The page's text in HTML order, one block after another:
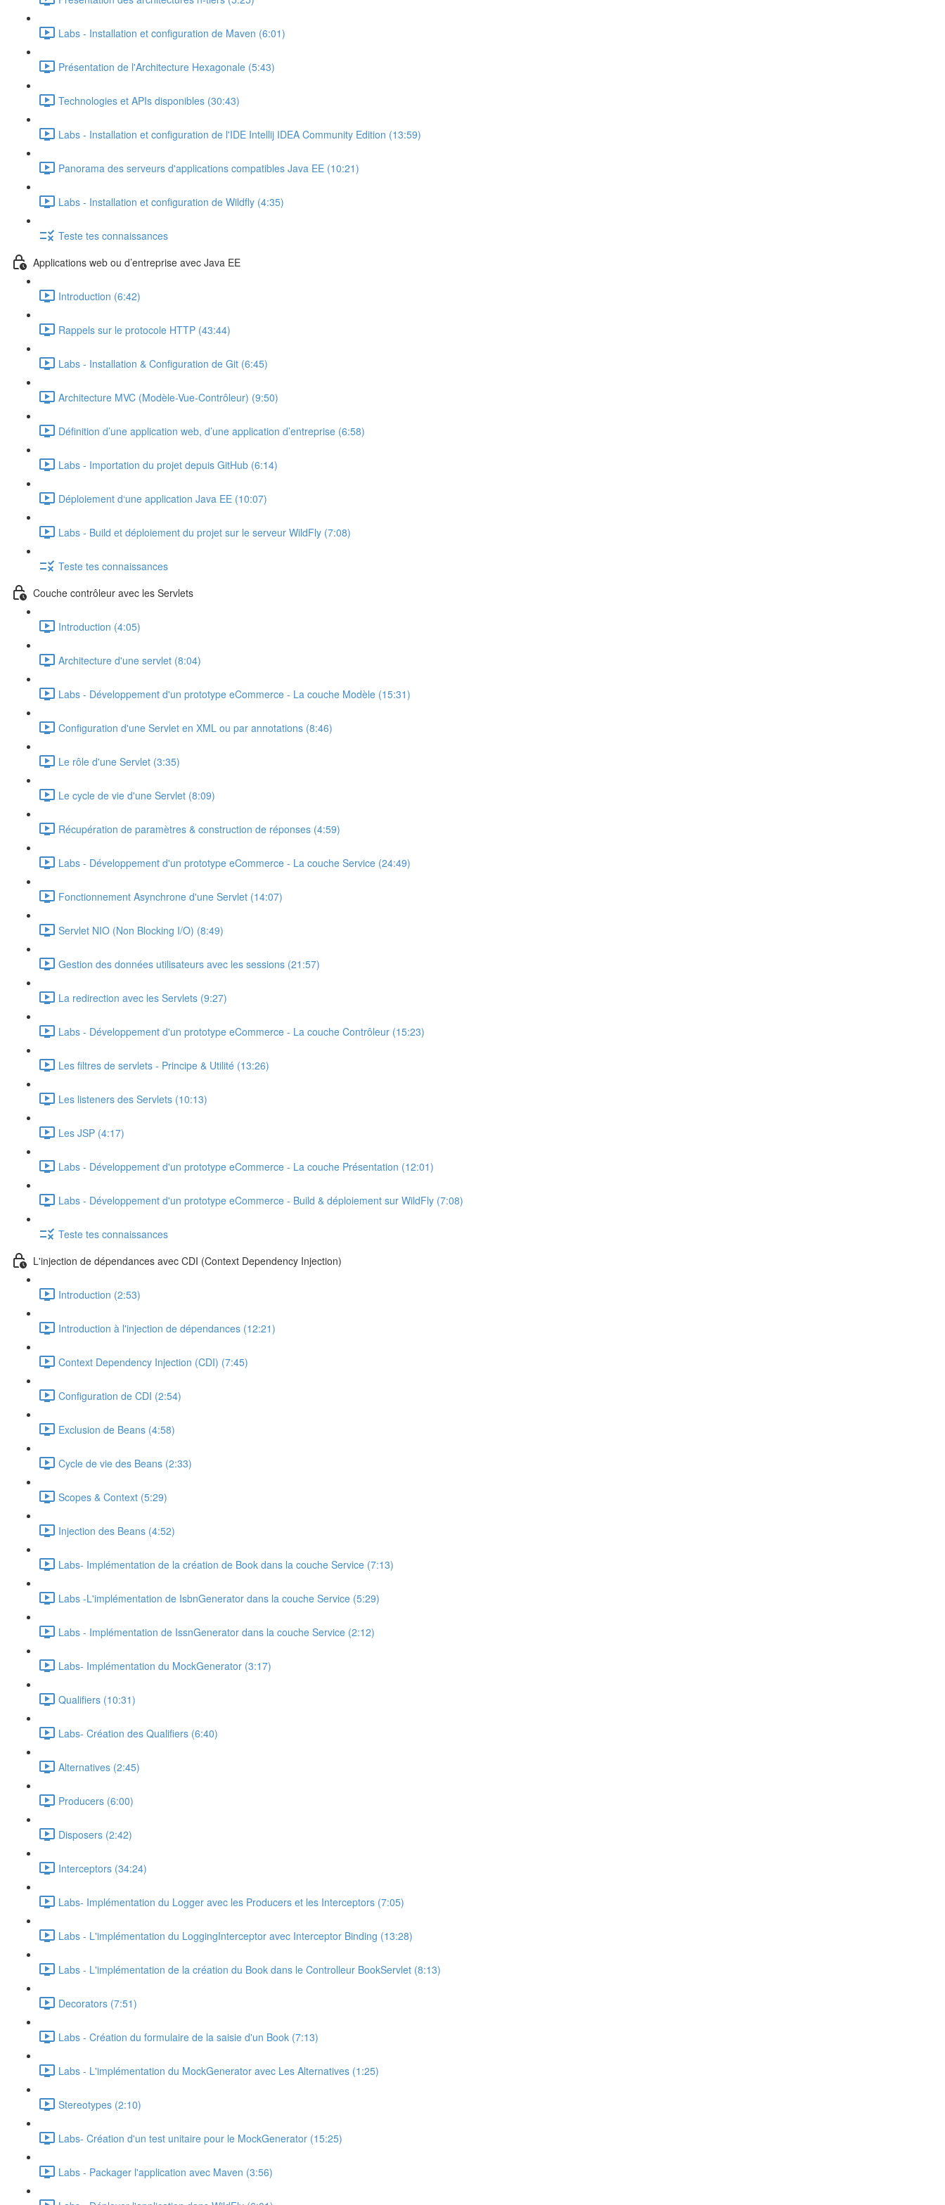
Labs - Installation et configuration de Maven (6:01)
Présentation de l'Architecture Hexagonale (5:43)
Technologies et APIs disponibles (30:43)
Labs - Installation et configuration de l'IDE Intellij IDEA Community Edition (13:59)
Panorama des serveurs d'applications compatibles Java EE (10:21)
Labs - Installation et configuration de Wildfly (4:35)
Teste tes connaissances
Applications web ou d’entreprise avec Java EE
Introduction (6:42)
Rappels sur le protocole HTTP (43:44)
Labs - Installation & Configuration de Git (6:45)
Architecture MVC (Modèle-Vue-Contrôleur) (9:50)
Définition d’une application web, d’une application d’entreprise (6:58)
Labs - Importation du projet depuis GitHub (6:14)
Déploiement d‘une application Java EE (10:07)
Labs - Build et déploiement du projet sur le serveur WildFly (7:08)
Teste tes connaissances
Couche contrôleur avec les Servlets
Introduction (4:05)
Architecture d'une servlet (8:04)
Labs - Développement d'un prototype eCommerce - La couche Modèle (15:31)
Configuration d'une Servlet en XML ou par annotations (8:46)
Le rôle d'une Servlet (3:35)
Le cycle de vie d'une Servlet (8:09)
Récupération de paramètres & construction de réponses (4:59)
Labs - Développement d'un prototype eCommerce - La couche Service (24:49)
Fonctionnement Asynchrone d'une Servlet (14:07)
Servlet NIO (Non Blocking I/O) (8:49)
Gestion des données utilisateurs avec les sessions (21:57)
La redirection avec les Servlets (9:27)
Labs - Développement d'un prototype eCommerce - La couche Contrôleur (15:23)
Les filtres de servlets - Principe & Utilité (13:26)
Les listeners des Servlets (10:13)
Les JSP (4:17)
Labs - Développement d'un prototype eCommerce - La couche Présentation (12:01)
Labs - Développement d'un prototype eCommerce - Build & déploiement sur WildFly (7:08)
Teste tes connaissances
L'injection de dépendances avec CDI (Context Dependency Injection)
Introduction (2:53)
Introduction à l'injection de dépendances (12:21)
Context Dependency Injection (CDI) (7:45)
Configuration de CDI (2:54)
Exclusion de Beans (4:58)
Cycle de vie des Beans (2:33)
Scopes & Context (5:29)
Injection des Beans (4:52)
Labs- Implémentation de la création de Book dans la couche Service (7:13)
Labs -L'implémentation de IsbnGenerator dans la couche Service (5:29)
Labs - Implémentation de IssnGenerator dans la couche Service (2:12)
Labs- Implémentation du MockGenerator (3:17)
Qualifiers (10:31)
Labs- Création des Qualifiers (6:40)
Alternatives (2:45)
Producers (6:00)
Disposers (2:42)
Interceptors (34:24)
Labs- Implémentation du Logger avec les Producers et les Interceptors (7:05)
Labs - L'implémentation du LoggingInterceptor avec Interceptor Binding (13:28)
Labs - L'implémentation de la création du Book dans le Controlleur BookServlet (8:13)
Decorators (7:51)
Labs - Création du formulaire de la saisie d'un Book (7:13)
Labs - L'implémentation du MockGenerator avec Les Alternatives (1:25)
Stereotypes (2:10)
Labs- Création d'un test unitaire pour le MockGenerator (15:25)
Labs - Packager l'application avec Maven (3:56)